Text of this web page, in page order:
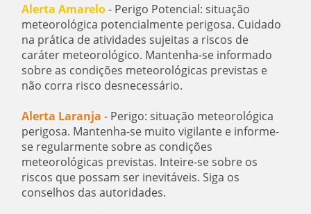
Alerta Amarelo- Perigo Potencial: situação
meteorológica potencialmente perigosa. Cuidado
na prática de atividades sujeitas a riscos de
caráter meteorológico. Mantenha-se informado
sobre as condições meteorológicas previstas e
não corra risco desnecessário.
Alerta Laranja - Perigo: situação meteorológica
perigosa. Mantenha-se muito vigilante e informe-
se regularmente sobre as condições
meteorológicas previstas. Inteire-se sobre os
riscos que possam ser inevitáveis. Siga os
conselhos das autoridades.